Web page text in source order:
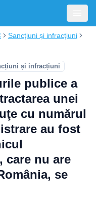
Sancțiuni și infracțiuni
și infracțiuni
publice a
unei
cu numărul
au fost
care nu are
se